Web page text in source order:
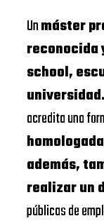
Unmáster
reconocida
school,
acredita una
además,
realizar un
públicas de